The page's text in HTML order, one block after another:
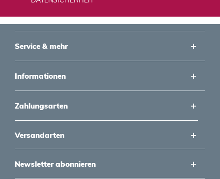
Service & mehr
Informationen
Zahlungsarten
Versandarten
Newsletter abonnieren